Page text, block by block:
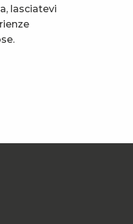
lasciatevi